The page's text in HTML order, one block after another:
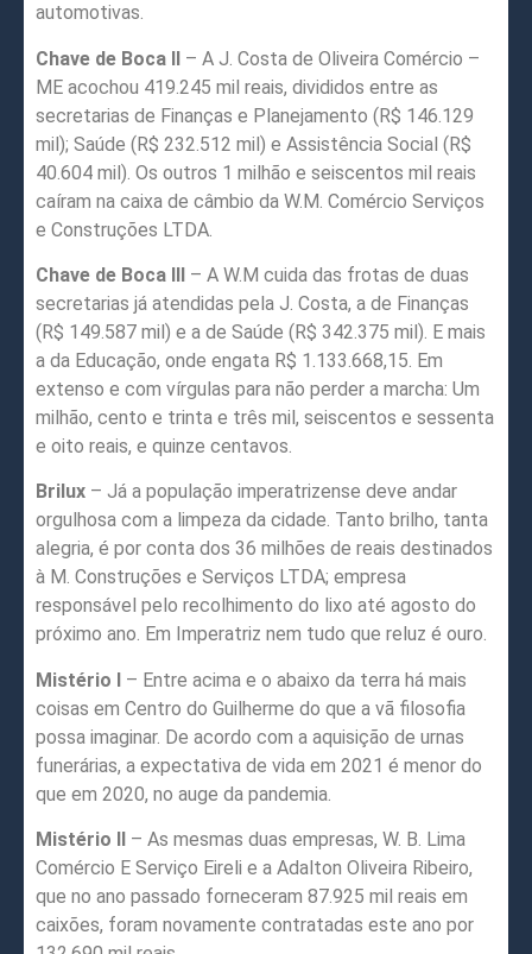
automotivas.
Chave de Boca II – A J. Costa de Oliveira Comércio –
ME acochou 419.245 mil reais, divididos entre as
secretarias de Finanças e Planejamento (R$ 146.129
mil); Saúde (R$ 232.512 mil) e Assistência Social (R$
40.604 mil). Os outros 1 milhão e seiscentos mil reais
caíram na caixa de câmbio da W.M. Comércio Serviços
e Construções LTDA.
Chave de Boca III – A W.M cuida das frotas de duas
secretarias já atendidas pela J. Costa, a de Finanças
(R$ 149.587 mil) e a de Saúde (R$ 342.375 mil). E mais
a da Educação, onde engata R$ 1.133.668,15. Em
extenso e com vírgulas para não perder a marcha: Um
milhão, cento e trinta e três mil, seiscentos e sessenta
e oito reais, e quinze centavos.
Brilux – Já a população imperatrizense deve andar
orgulhosa com a limpeza da cidade. Tanto brilho, tanta
alegria, é por conta dos 36 milhões de reais destinados
à M. Construções e Serviços LTDA; empresa
responsável pelo recolhimento do lixo até agosto do
próximo ano. Em Imperatriz nem tudo que reluz é ouro.
Mistério I – Entre acima e o abaixo da terra há mais
coisas em Centro do Guilherme do que a vã filosofia
possa imaginar. De acordo com a aquisição de urnas
funerárias, a expectativa de vida em 2021 é menor do
que em 2020, no auge da pandemia.
Mistério II
– As mesmas duas empresas, W. B. Lima
Comércio E Serviço Eireli e a Adalton Oliveira Ribeiro,
que no ano passado forneceram 87.925 mil reais em
caixões, foram novamente contratadas este ano por